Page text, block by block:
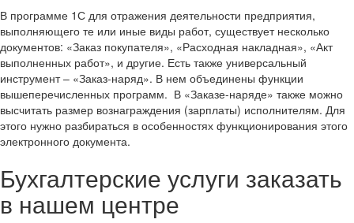
В программе 1С для отражения деятельности предприятия,
выполняющего те или иные виды работ, существует несколько
документов: «Заказ покупателя», «Расходная накладная», «Акт
выполненных работ», и другие. Есть также универсальный
инструмент – «Заказ-наряд». В нем объединены функции
вышеперечисленных программ. В «Заказе-наряде» также можно
высчитать размер вознаграждения (зарплаты) исполнителям. Для
этого нужно разбираться в особенностях функционирования этого
электронного документа.
Бухгалтерские услуги заказать
в нашем центре